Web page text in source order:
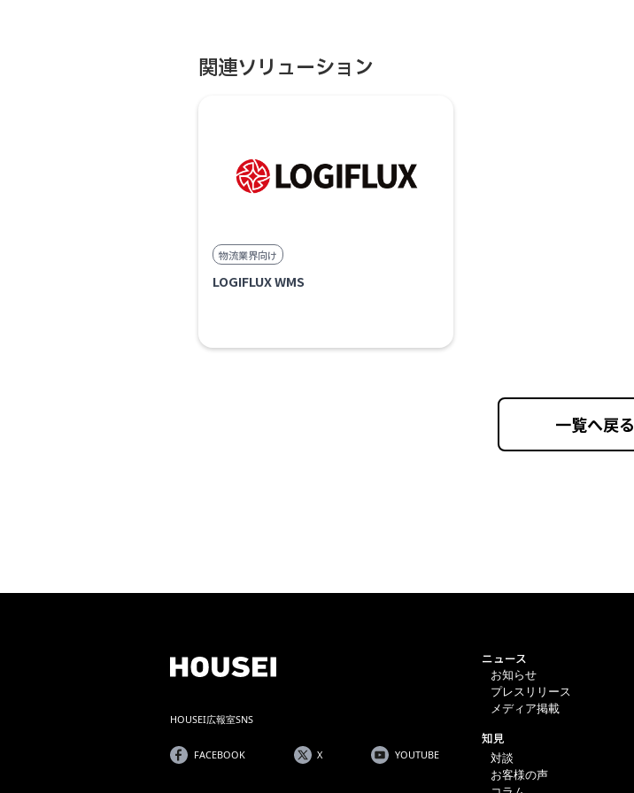
関連ソリューション
物流業界向け
LOGIFLUX WMS
一覧へ戻る
HOUSEI広報室SNS
FACEBOOK X YOUTUBE
ニュース
お知らせ
プレスリリース
メディア掲載
知見
対談
お客様の声